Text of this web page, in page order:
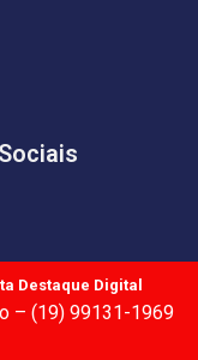
Destaque Digital
– (19) 99131-1969